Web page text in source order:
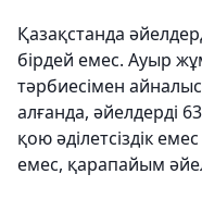
Қазақстанда
бірдей емес. Ауыр
тәрбиесімен
алғанда, әйелдерді
қою әділетсіздік
емес, қарапайым